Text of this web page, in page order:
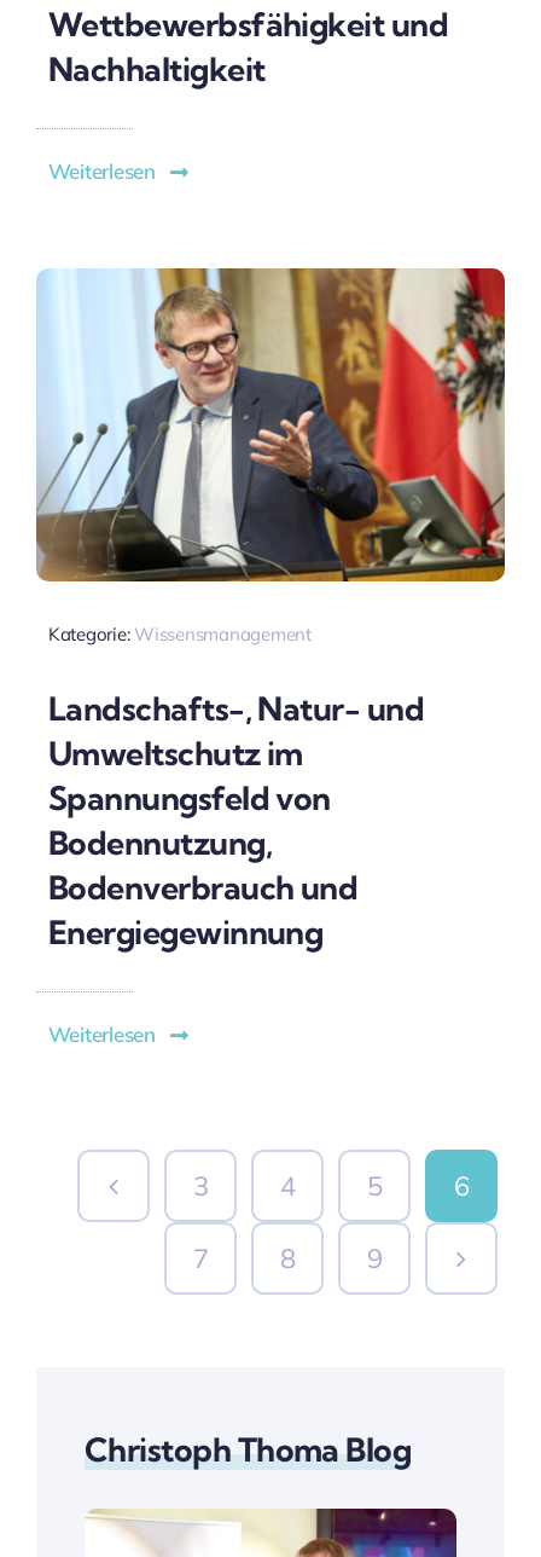
Wettbewerbsfähigkeit und
Nachhaltigkeit
Weiterlesen
Kategorie: Wissensmanagement
Landschafts-, Natur- und
Umweltschutz im
Spannungsfeld von
Bodennutzung,
Bodenverbrauch und
Energiegewinnung
Weiterlesen
3 4 5 6
7 8 9
Christoph Thoma Blog